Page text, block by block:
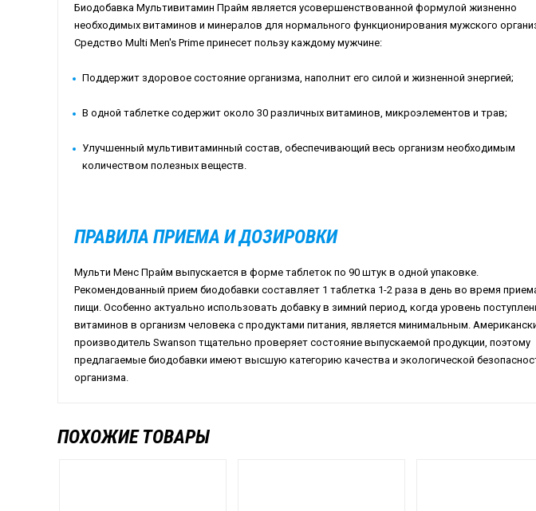
Биодобавка Мультивитамин Прайм является усовершенствованной формулой жизненно
необходимых витаминов и минералов для нормального функционирования мужского
Средство Multi Men's Prime принесет пользу каждому мужчине:
Поддержит здоровое состояние организма, наполнит его силой и жизненной энергией;
В одной таблетке содержит около 30 различных витаминов, микроэлементов и трав;
Улучшенный мультивитаминный состав, обеспечивающий весь организм необходимым
количеством полезных веществ.
ПРАВИЛА ПРИЕМА И ДОЗИРОВКИ
Мульти Менс Прайм выпускается в форме таблеток по 90 штук в одной упаковке.
Рекомендованный прием биодобавки составляет 1 таблетка 1-2 раза в день во время
пищи. Особенно актуально использовать добавку в зимний период, когда уровень
витаминов в организм человека с продуктами питания, является минимальным.
производитель Swanson тщательно проверяет состояние выпускаемой продукции, поэтому
предлагаемые биодобавки имеют высшую категорию качества и экологической
организма.
ПОХОЖИЕ ТОВАРЫ